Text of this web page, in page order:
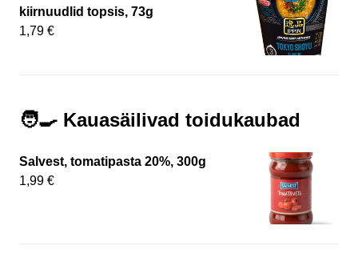
kiirnuudlid topsis, 73g
1,79 €
🧑‍🍳 Kauasäilivad toidukaubad
Salvest, tomatipasta 20%, 300g
1,99 €